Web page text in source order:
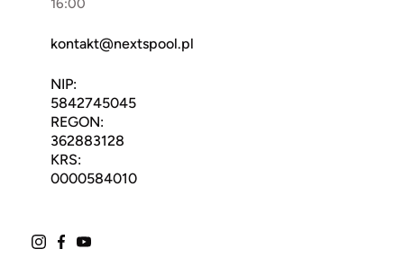
16:00
kontakt@nextspool.pl
NIP:
5842745045
REGON:
362883128
KRS:
0000584010